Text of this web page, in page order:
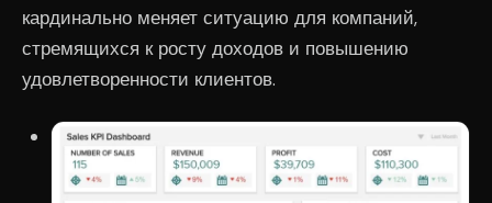
кардинально меняет ситуацию для компаний,
стремящихся к росту доходов и повышению
удовлетворенности клиентов.